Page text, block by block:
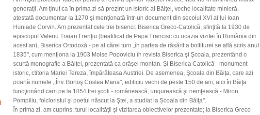
generaţii. Am ţinut ca în prima zi să prezint un istoric al Băiţei, veche localitate minieră,
atestată documentar la 1270 şi menţionată într-un document din secolul XVI al lui Ioan
Huniade Corvin. Am prezentat cele trei biserici: Biserica Greco-Catolică, sfinţită la 1930 de
episcopul Valeriu Traian Frenţiu (beatificat de Papa Francisc cu ocazia vizitei în România din
acest an), Biserica Ortodoxă - pe al cărei turn „în partea de răsărit a boltiturei se află scris anul
1835", cum menţiona la 1903 Moise Popoviciu în revista Biserica şi Şcoala, prezentând o
scurtă monografie a Băiţei, prezentată ca orăşel montan. Și Biserica Catolică - monument
istoric, ctitoria Mariei Tereza, împărăteasa Austriei. De asemenea, Şcoala din Băiţa, care azi
poartă numele ,,Înv. Bortoş Costea Maria", edificiu vechi de peste 150 de ani; aici în Băiţa
funcţionând cam pe la 1854 trei şcoli - românească, ungurească şi nemţească - Miron
Pompiliu, folcloristul şi poetul născut la Ştei, a studiat la Școala din Băiţa".
În prima zi, am cuprins: turul localităţii şi vizitarea obiectivelor prezentate; la Biserica Greco-